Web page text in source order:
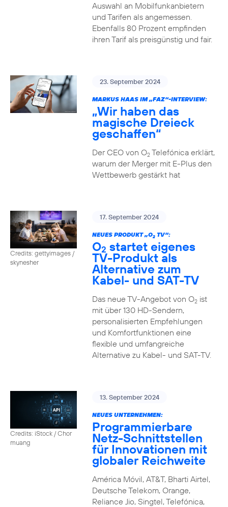
Auswahl an Mobilfunkanbietern
und Tarifen als angemessen.
Ebenfalls 80 Prozent empfinden
ihren Tarif als preisgünstig und fair.
23. September 2024
MARKUS HAAS IM „FAZ“-INTERVIEW:
„Wir haben das
magische Dreieck
geschaffen“
Der CEO von O2Telefónica erklärt,
warum der Merger mit E-Plus den
Wettbewerb gestärkt hat
Credits: gettyimages /
skynesher
17. September 2024
NEUES PRODUKT „O2TV“:
O2 startet eigenes
TV-Produkt als
Alternative zum
Kabel- und SAT-TV
Das neue TV-Angebot von O2ist
mit über 130 HD-Sendern,
personalisierten Empfehlungen
und Komfortfunktionen eine
flexible und umfangreiche
Alternative zu Kabel- und SAT-TV.
Credits: iStock / Chor
muang
13. September 2024
NEUES UNTERNEHMEN:
Programmierbare
Netz-Schnittstellen
für Innovationen mit
globaler Reichweite
América Móvil, AT&T, Bharti Airtel,
Deutsche Telekom, Orange,
Reliance Jio, Singtel, Telefónica,